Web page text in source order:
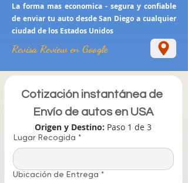
La forma mas economica - segura y confiable
de enviar tu auto desde San Diego a cualquier
ciudad de los Estados Unidos
Revisa Review en Google
Cotización instantánea de
Envío de autos en USA
Origen y Destino: Paso 1 de 3
Lugar Recogida *
Ubicación de Entrega *